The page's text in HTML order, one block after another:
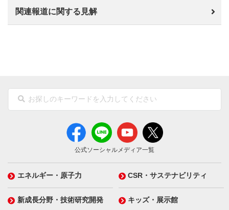
関連報道に関する見解
公式ソーシャルメディア一覧
エネルギー・原子力 CSR・サステナビリティ
新成長分野・技術研究開発 キッズ・展示館